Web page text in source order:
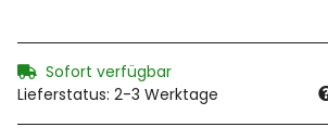
Sofort verfügbar
Lieferstatus: 2-3 Werktage